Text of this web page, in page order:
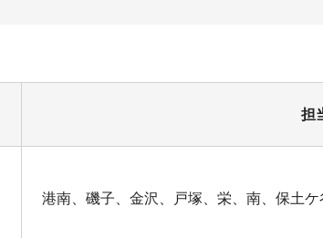
担
港南、磯子、金沢、戸塚、栄、南、保土